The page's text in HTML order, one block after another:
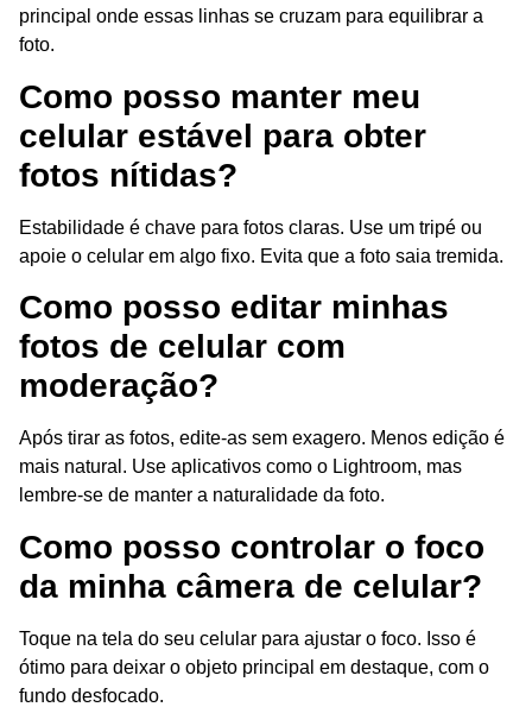
principal onde essas linhas se cruzam para equilibrar a
foto.
Como posso manter meu
celular estável para obter
fotos nítidas?
Estabilidade é chave para fotos claras. Use um tripé ou
apoie o celular em algo fixo. Evita que a foto saia tremida.
Como posso editar minhas
fotos de celular com
moderação?
Após tirar as fotos, edite-as sem exagero. Menos edição é
mais natural. Use aplicativos como o Lightroom, mas
lembre-se de manter a naturalidade da foto.
Como posso controlar o foco
da minha câmera de celular?
Toque na tela do seu celular para ajustar o foco. Isso é
ótimo para deixar o objeto principal em destaque, com o
fundo desfocado.